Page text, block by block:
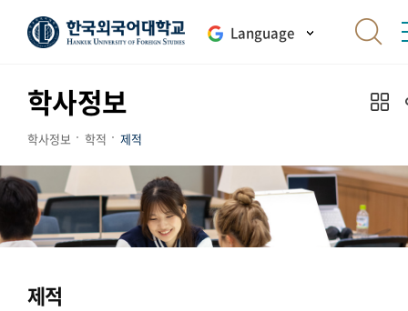
Language
학사정보
학사정보 학적 제적
제적